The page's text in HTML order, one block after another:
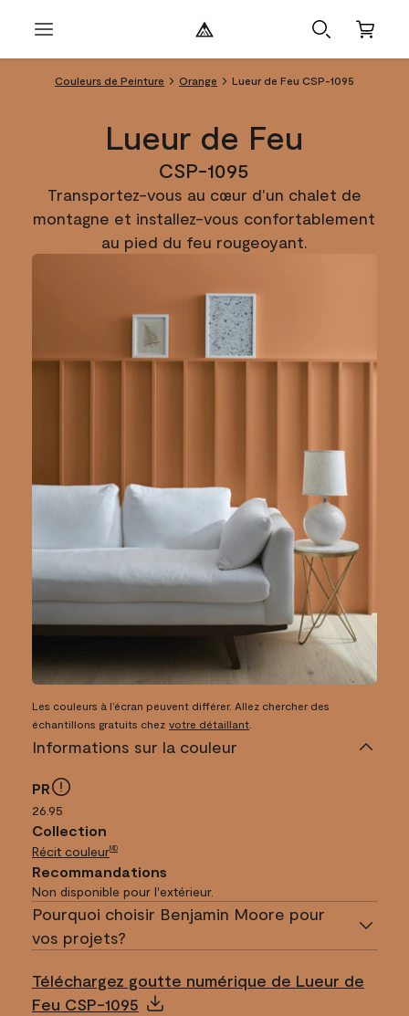
Couleurs de Peinture Orange Lueur de Feu CSP-1095
Lueur de Feu
CSP-1095
Transportez-vous au cœur d'un chalet de
montagne et installez-vous confortablement
au pied du feu rougeoyant.
Les couleurs à l’écran peuvent différer. Allez chercher des
échantillons gratuits chez votre détaillant
Informations sur la couleur
PR
26.95
Collection
Récit couleurMD
Recommandations
Non disponible pour l'extérieur.
Pourquoi choisir Benjamin Moore pour
vos projets?
Téléchargez goutte numérique de Lueur de
Feu CSP-1095